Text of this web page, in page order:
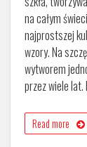
na całym
najprostszej
wzory. Na
wytworem
przez wiele lat.
Read more